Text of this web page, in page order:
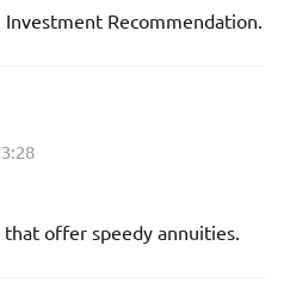
Recommendation.
offer speedy annuities.